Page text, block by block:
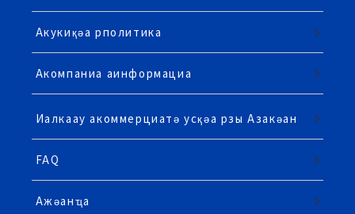
Акукиқәа рполитика
Акомпаниа аинформациа
Иалкаау акоммерциатә усқәа рзы Азакәан
FAQ
Ажәанҵа